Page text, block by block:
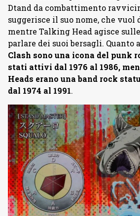
Dtand da combattimento
suggerisce il suo nome, che vuol
mentre Talking Head agisce
parlare dei suoi bersagli. Quanto
Clash sono una icona del punk
stati attivi dal 1976 al 1986,
Heads erano una band rock
dal 1974 al 1991.